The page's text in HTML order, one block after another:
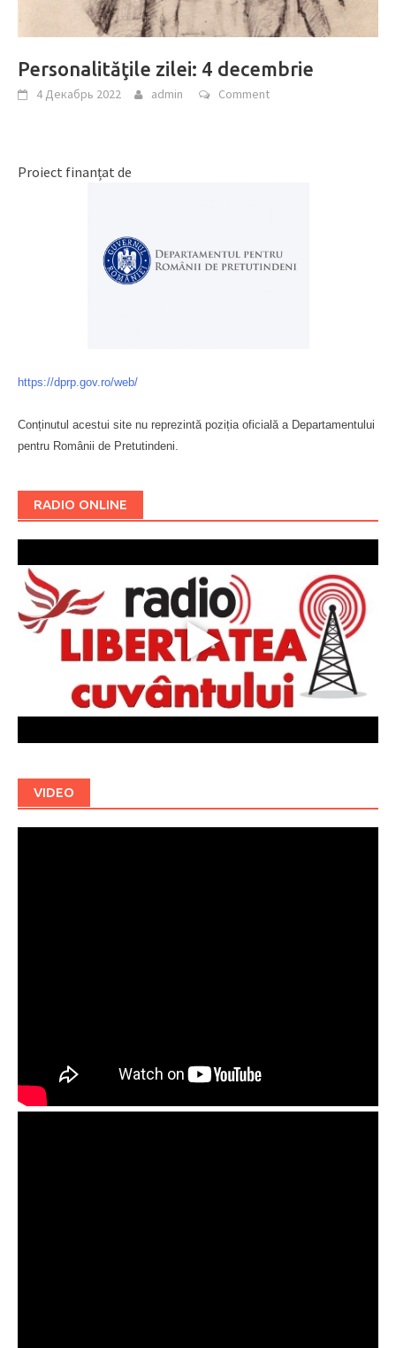
Personalităţile zilei: 4 decembrie
4 Декабрь 2022 admin Comment
Proiect finanțat de
https://dprp.gov.ro/web/
Conținutul acestui site nu reprezintă poziția oficială a Departamentului
pentru Românii de Pretutindeni.
RADIO ONLINE
VIDEO